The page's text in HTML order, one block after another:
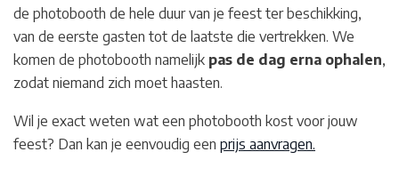
de photobooth de hele duur van je feest ter beschikking,
van de eerste gasten tot de laatste die vertrekken. We
komen de photobooth namelijk pas de dag erna ophalen,
zodat niemand zich moet haasten.
Wil je exact weten wat een photobooth kost voor jouw
feest? Dan kan je eenvoudig een prijs aanvragen.